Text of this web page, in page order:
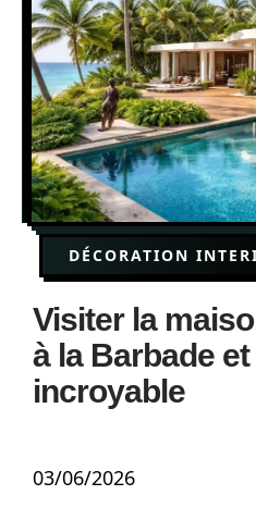
DÉCORATION
Visiter la
à la Barbade
incroyable
03/06/2026